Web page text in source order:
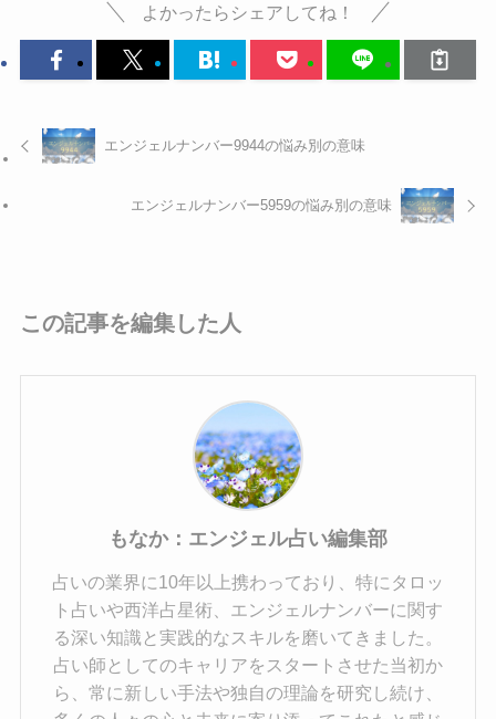
よかったらシェアしてね！
エンジェルナンバー9944の悩み別の意味
エンジェルナンバー5959の悩み別の意味
この記事を編集した人
もなか：エンジェル占い編集部
占いの業界に10年以上携わっており、特にタロッ
ト占いや西洋占星術、エンジェルナンバーに関す
る深い知識と実践的なスキルを磨いてきました。
占い師としてのキャリアをスタートさせた当初か
ら、常に新しい手法や独自の理論を研究し続け、